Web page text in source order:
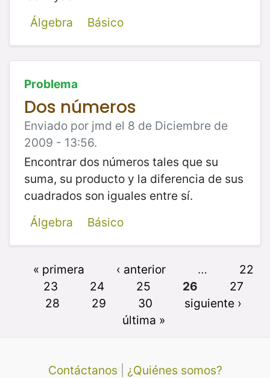
Álgebra
Básico
Problema
Dos números
Enviado por jmd el 8 de Diciembre de
2009 - 13:56.
Encontrar dos números tales que su
suma, su producto y la diferencia de sus
cuadrados son iguales entre sí.
Álgebra
Básico
« primera ‹ anterior …
22
23
24 25 26
27
28
29 30
siguiente ›
última »
Contáctanos
¿Quiénes somos?